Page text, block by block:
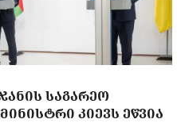
ᲡᲐᲒᲐᲠᲔᲝ
ᲙᲘᲔᲕᲡ ᲔᲬᲕᲘᲐ